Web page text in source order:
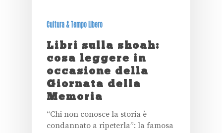
Cultura & Tempo Libero
Libri sulla shoah:
cosa leggere in
occasione della
Giornata della
Memoria
“Chi non conosce la storia è
condannato a ripeterla”: la famosa